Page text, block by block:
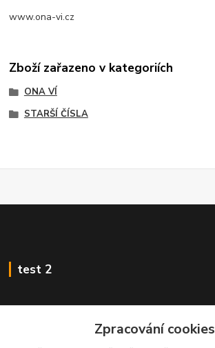
www.ona-vi.cz
Zboží zařazeno v kategoriích
ONA VÍ
STARŠÍ ČÍSLA
test 2
Zpracování cookies